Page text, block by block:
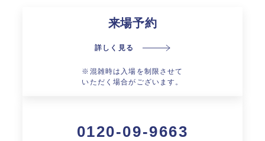
来場予約
詳しく見る
※混雑時は入場を制限させて
いただく場合がございます。
0120-09-9663